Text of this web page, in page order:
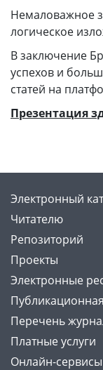
Немаловажное
логическое
В заключение
успехов и
статей на
Презентация
Электронный
Читателю
Репозиторий
Проекты
Электронные
Перечень
Платные услуги
Онлайн-сервисы